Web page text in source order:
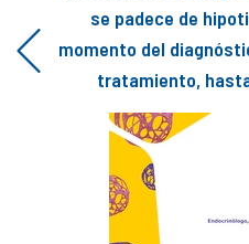
se padece de
momento del
tratamiento,